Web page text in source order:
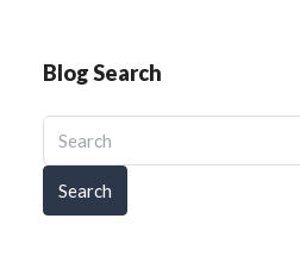
Blog Search
Search